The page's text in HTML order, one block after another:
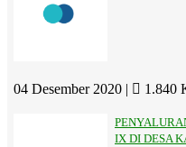
04 Desember 2020 | 1.840
IX DI DESA